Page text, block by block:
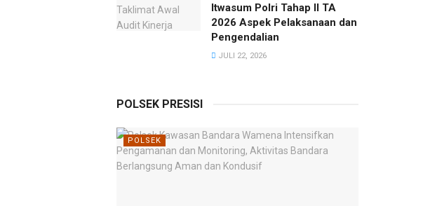
Itwasum Polri Tahap II TA
2026 Aspek Pelaksanaan dan
Pengendalian
JULI 22, 2026
POLSEK PRESISI
POLSEK